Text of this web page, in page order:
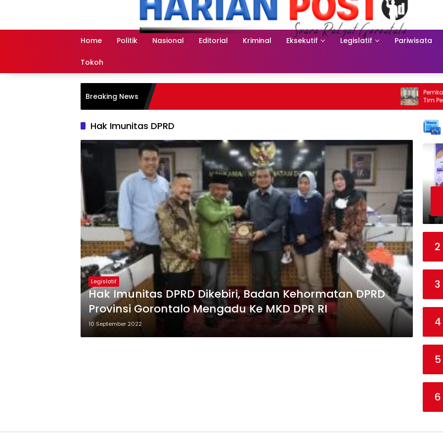
Home Politik Nasional Editorial Kriminal Eksekutif Legislatif Pariwisata
Tokoh
Breaking News
Pemkab
Tim
Hak Imunitas DPRD
Legislatif
Hak Imunitas DPRD Dikebiri, Badan Kehormatan DPRD
Provinsi Gorontalo Mengadu Ke MKD DPR RI
10 September 2022
2
3
4
5
6